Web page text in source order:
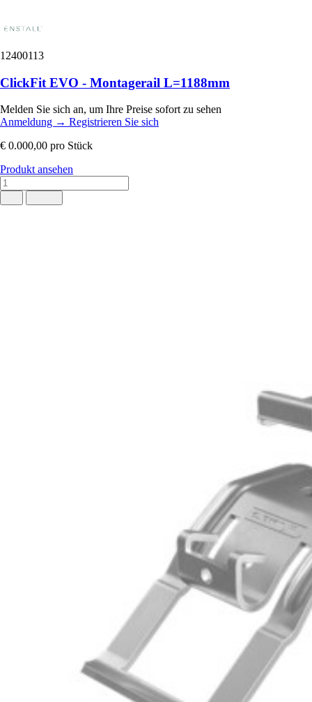
12400113
ClickFit EVO - Montagerail L=1188mm
Melden Sie sich an, um Ihre Preise sofort zu sehen
Anmeldung → Registrieren Sie sich
€ 0.000,00 pro Stück
Produkt ansehen